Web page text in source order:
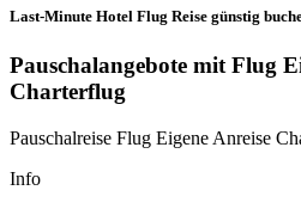
Last-Minute Hotel Flug Reise günstig
Pauschalangebote mit Flug
Charterflug
Pauschalreise Flug Eigene Anreise
Info